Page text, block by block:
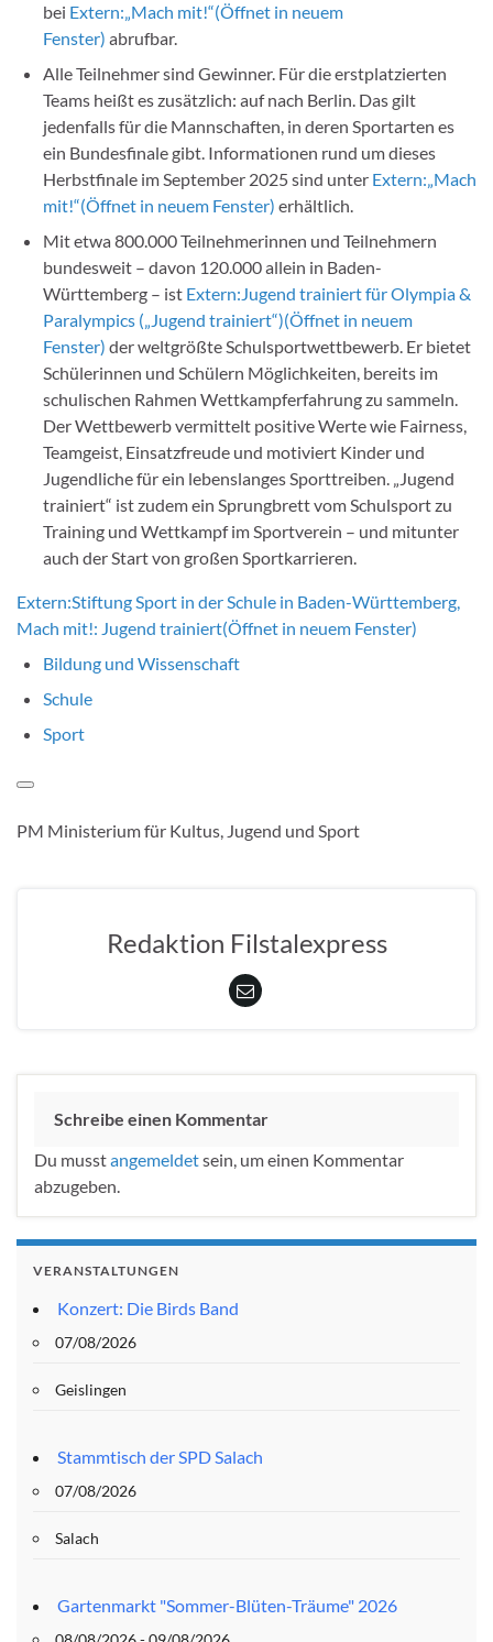
bei Extern:„Mach mit!“(Öffnet in neuem
Fenster) abrufbar.
Alle Teilnehmer sind Gewinner. Für die erstplatzierten
Teams heißt es zusätzlich: auf nach Berlin. Das gilt
jedenfalls für die Mannschaften, in deren Sportarten es
ein Bundesfinale gibt. Informationen rund um dieses
Herbstfinale im September 2025 sind unter Extern:„Mach
mit!“(Öffnet in neuem Fenster) erhältlich.
Mit etwa 800.000 Teilnehmerinnen und Teilnehmern
bundesweit – davon 120.000 allein in Baden-
Württemberg – ist Extern:Jugend trainiert für Olympia &
Paralympics („Jugend trainiert“)(Öffnet in neuem
Fenster) der weltgrößte Schulsportwettbewerb. Er bietet
Schülerinnen und Schülern Möglichkeiten, bereits im
schulischen Rahmen Wettkampferfahrung zu sammeln.
Der Wettbewerb vermittelt positive Werte wie Fairness,
Teamgeist, Einsatzfreude und motiviert Kinder und
Jugendliche für ein lebenslanges Sporttreiben. „Jugend
trainiert“ ist zudem ein Sprungbrett vom Schulsport zu
Training und Wettkampf im Sportverein – und mitunter
auch der Start von großen Sportkarrieren.
Extern:Stiftung Sport in der Schule in Baden-Württemberg,
Mach mit!: Jugend trainiert(Öffnet in neuem Fenster)
Bildung und Wissenschaft
Schule
Sport
PM Ministerium für Kultus, Jugend und Sport
Redaktion Filstalexpress
Schreibe einen Kommentar
Du musstangemeldetsein, um einen Kommentar
abzugeben.
VERANSTALTUNGEN
Konzert: Die Birds Band
07/08/2026
Geislingen
Stammtisch der SPD Salach
07/08/2026
Salach
Gartenmarkt "Sommer-Blüten-Träume" 2026